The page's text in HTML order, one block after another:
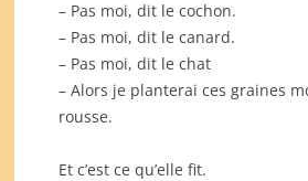
– Pas moi, dit le cochon.
– Pas moi, dit le canard.
– Pas moi, dit le chat
– Alors je planterai ces graines
rousse.
Et c’est ce qu’elle fit.